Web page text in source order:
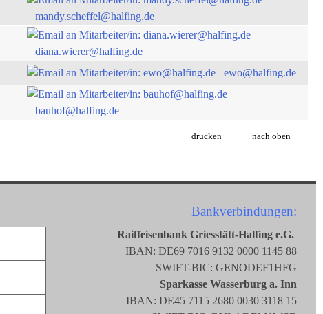
mandy.scheffel@halfing.de
diana.wierer@halfing.de
ewo@halfing.de
bauhof@halfing.de
drucken nach oben
Bankverbindungen:
Raiffeisenbank Griesstätt-Halfing e.G.
IBAN: DE69 7016 9132 0000 1145 88
SWIFT-BIC: GENODEF1HFG
Sparkasse Wasserburg a. Inn
IBAN: DE45 7115 2680 0030 3118 15